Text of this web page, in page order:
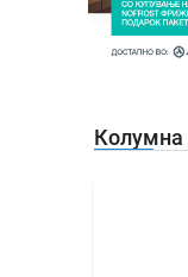
Колумна